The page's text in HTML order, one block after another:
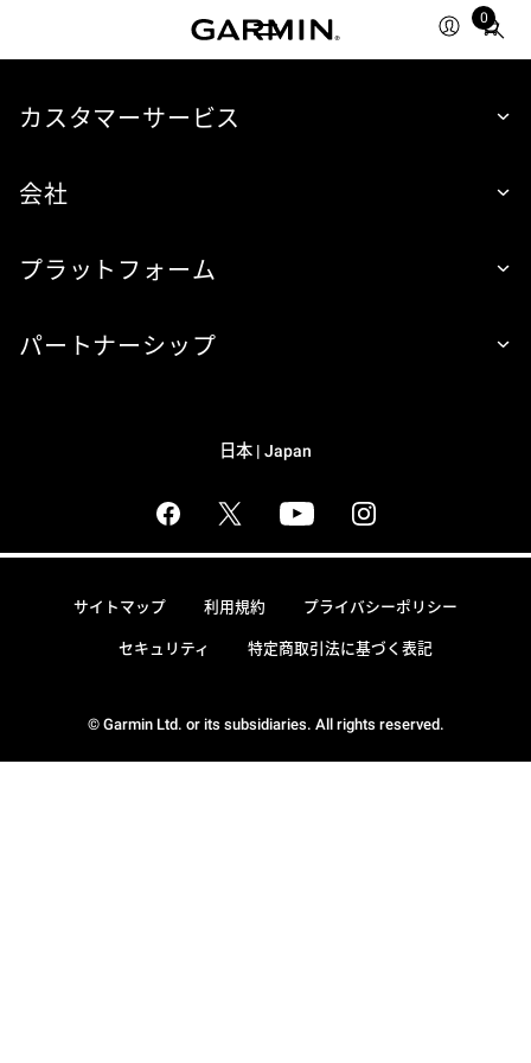
0
Total
カスタマーサービス
会社
プラットフォーム
パートナーシップ
日本 | Japan
© Garmin Ltd. or its subsidiaries. All rights reserved.
サイトマップ 利用規約 プライバシーポリシー
セキュリティ 特定商取引法に基づく表記